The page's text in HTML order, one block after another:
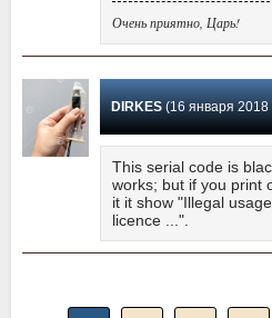
Очень приятно, Царь!
DIRKES(16 января 2018 17:25)
This serial code is
works; but if you print
it it show "Illegal
licence ...".